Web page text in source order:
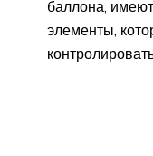
баллона,
элементы,